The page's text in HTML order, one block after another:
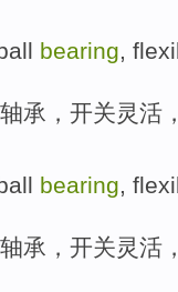
bearing
轴承 ， 开关灵活
bearing,
轴承 ， 开关灵活